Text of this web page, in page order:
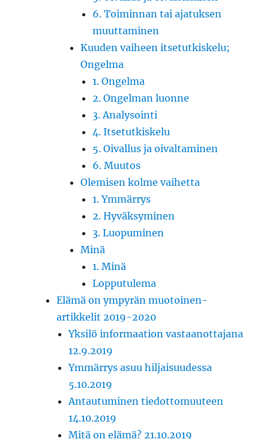
6. Toiminnan tai ajatuksen
muuttaminen
Kuuden vaiheen itsetutkiskelu;
Ongelma
1. Ongelma
2. Ongelman luonne
3. Analysointi
4. Itsetutkiskelu
5. Oivallus ja oivaltaminen
6. Muutos
Olemisen kolme vaihetta
1. Ymmärrys
2. Hyväksyminen
3. Luopuminen
Minä
1. Minä
Lopputulema
Elämä on ympyrän muotoinen-
artikkelit 2019-2020
Yksilö informaation vastaanottajana
12.9.2019
Ymmärrys asuu hiljaisuudessa
5.10.2019
Antautuminen tiedottomuuteen
14.10.2019
Mitä on elämä? 21.10.2019